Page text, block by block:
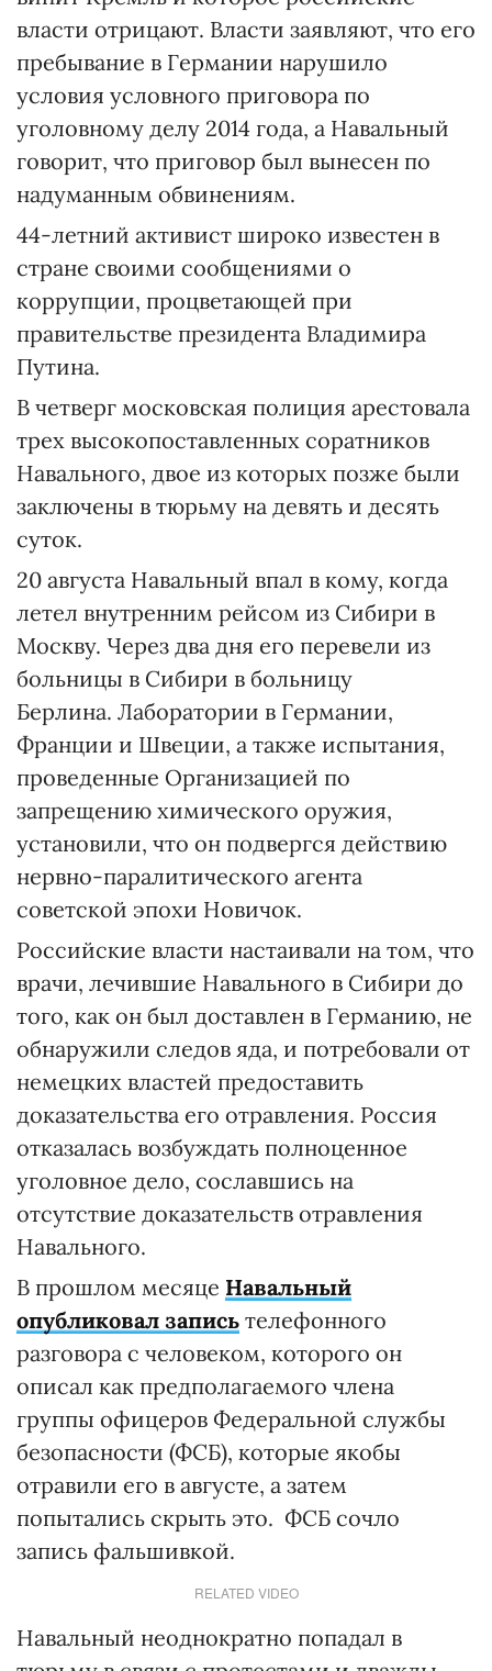
власти отрицают. Власти заявляют, что его
пребывание в Германии нарушило
условия условного приговора по
уголовному делу 2014 года, а Навальный
говорит, что приговор был вынесен по
надуманным обвинениям.
44-летний активист широко известен в
стране своими сообщениями о
коррупции, процветающей при
правительстве президента Владимира
Путина.
В четверг московская полиция арестовала
трех высокопоставленных соратников
Навального, двое из которых позже были
заключены в тюрьму на девять и десять
суток.
20 августа Навальный впал в кому, когда
летел внутренним рейсом из Сибири в
Москву. Через два дня его перевели из
больницы в Сибири в больницу
Берлина. Лаборатории в Германии,
Франции и Швеции, а также испытания,
проведенные Организацией по
запрещению химического оружия,
установили, что он подвергся действию
нервно-паралитического агента
советской эпохи Новичок.
Российские власти настаивали на том, что
врачи, лечившие Навального в Сибири до
того, как он был доставлен в Германию, не
обнаружили следов яда, и потребовали от
немецких властей предоставить
доказательства его отравления. Россия
отказалась возбуждать полноценное
уголовное дело, сославшись на
отсутствие доказательств отравления
Навального.
В прошлом месяце Навальный
опубликовал запись телефонного
разговора с человеком, которого он
описал как предполагаемого члена
группы офицеров Федеральной службы
безопасности (ФСБ), которые якобы
отравили его в августе, а затем
попытались скрыть это. ФСБ сочло
запись фальшивкой.
RELATED VIDEO
Навальный неоднократно попадал в